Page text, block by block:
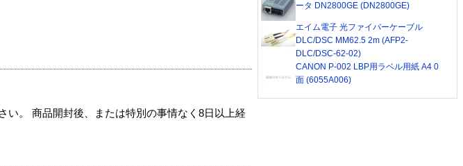
い。 商品開封後、または特別の事情なく8日以上経
ータ DN2800GE (DN2800GE)
エイム電子 光ファイバーケーブル
DLC/DSC MM62.5 2m (AFP2-
DLC/DSC-62-02)
CANON P-002 LBP用ラベル用紙 A4 0
面 (6055A006)